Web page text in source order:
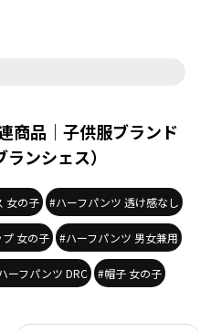
商品｜子供服ブランド
ンシェス）
女の子 #ハーフパンツ 透け感なし
女の子 #ハーフパンツ 男女兼用
ーフパンツ DRC #帽子 女の子